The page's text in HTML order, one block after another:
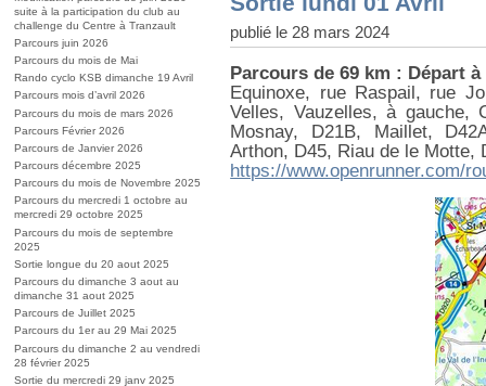
-
Aller
à
la
recherche
suite à la participation du club au
challenge du Centre à Tranzault
Parcours juin 2026
Parcours du mois de Mai
Rando cyclo KSB dimanche 19 Avril
Parcours mois d’avril 2026
Parcours du mois de mars 2026
Parcours Février 2026
Parcours de Janvier 2026
Parcours décembre 2025
Parcours du mois de Novembre 2025
Parcours du mercredi 1 octobre au
mercredi 29 octobre 2025
Parcours du mois de septembre
2025
Sortie longue du 20 aout 2025
Parcours du dimanche 3 aout au
dimanche 31 aout 2025
Parcours de Juillet 2025
Parcours du 1er au 29 Mai 2025
Parcours du dimanche 2 au vendredi
28 février 2025
Sortie du mercredi 29 janv 2025
publié le 28 mars 2024
Parcours de 69 km : Départ
Equinoxe, rue Raspail, rue
Velles, Vauzelles, à gauche,
Mosnay, D21B, Maillet,
Arthon, D45, Riau de le Motte,
https://www.openrunner.com/